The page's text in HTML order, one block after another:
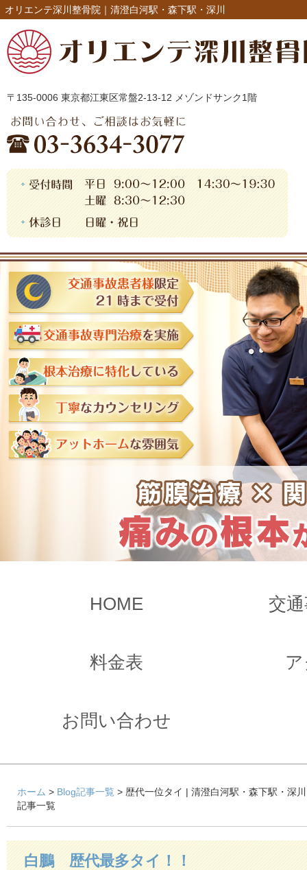
オリエンテ深川整骨院｜清澄白河駅・森下駅・深川
〒135-0006 東京都江東区常盤2-13-12 メゾンドサンク1階
HOME 交
料金表
お問い合わせ
ホーム > Blog記事一覧 > 歴代一位タイ | 清澄白河駅・森下駅・深
記事一覧
白鵬 歴代最多タイ！！